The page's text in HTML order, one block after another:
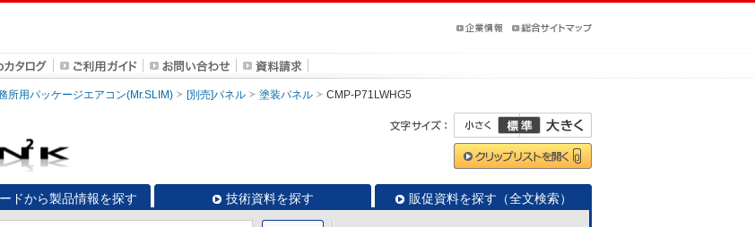
所用パッケージエアコン(Mr.SLIM) [別売]パネル 塗装パネル CMP-P71LWHG5
ドから製品情報を探す 技術資料を探す 販促資料を探す（全文検索）